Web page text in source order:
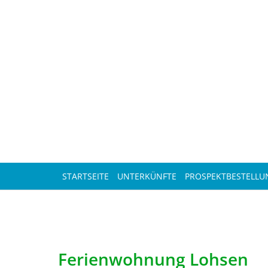
STARTSEITE UNTERKÜNFTE
Ferienwohnung Lohsen